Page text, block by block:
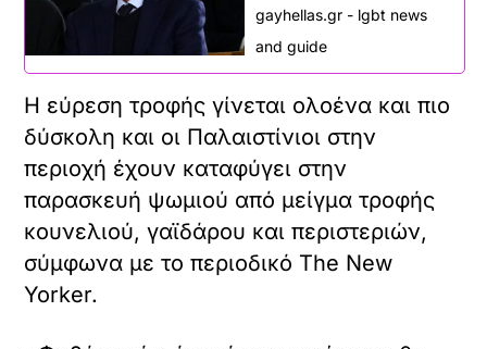
gayhellas.gr - lgbt news
and guide
Η εύρεση τροφής γίνεται ολοένα και πιο
δύσκολη και οι Παλαιστίνιοι στην
περιοχή έχουν καταφύγει στην
παρασκευή ψωμιού από μείγμα τροφής
κουνελιού, γαϊδάρου και περιστεριών,
σύμφωνα με το περιοδικό The New
Yorker.